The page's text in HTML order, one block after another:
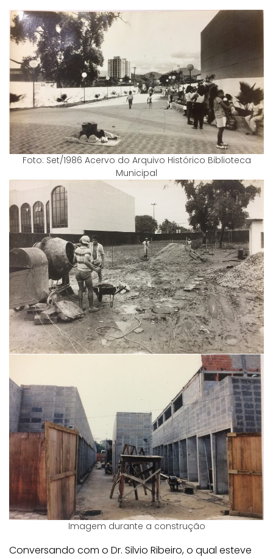
Foto: Set/1986 Acervo do Arquivo Histórico Biblioteca
Municipal
Imagem durante a construção
Conversando com o Dr. Silvio Ribeiro, o qual esteve